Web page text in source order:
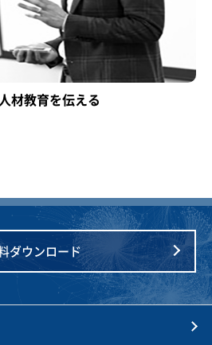
材教育を伝える
ダウンロード